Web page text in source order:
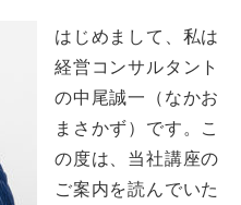
はじめまして、私は
経営コンサルタント
の中尾誠一（なかお
まさかず）です。こ
の度は、当社講座の
ご案内を読んでいた